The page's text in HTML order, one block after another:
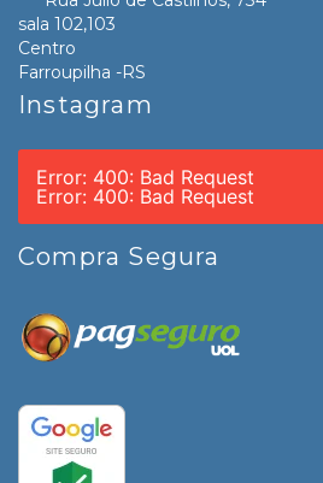
sala 102,103
Centro
Farroupilha -RS
Instagram
Error: 400: Bad Request
Error: 400: Bad Request
Compra Segura